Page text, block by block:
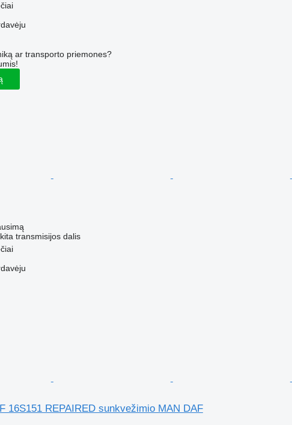
ar transporto priemones?
transmisijos dalis
16S151 REPAIRED sunkvežimio MAN DAF